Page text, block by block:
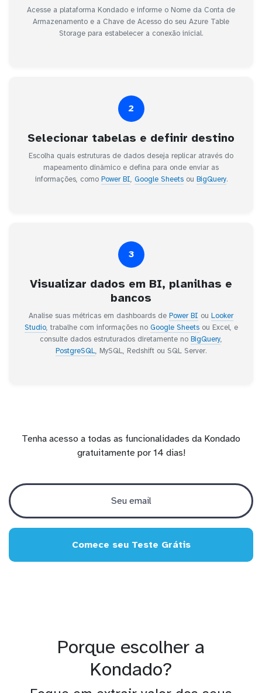
Acesse a plataforma Kondado e informe o Nome da Conta de
Armazenamento e a Chave de Acesso do seu Azure Table
Storage para estabelecer a conexão inicial.
2
Selecionar tabelas e definir destino
Escolha quais estruturas de dados deseja replicar através do
mapeamento dinâmico e defina para onde enviar as
informações, como Power BI, Google Sheetsou BigQuery.
3
Visualizar dados em BI, planilhas e
bancos
Analise suas métricas em dashboards de Power BI ou Looker
Studio, trabalhe com informações no Google Sheetsou Excel, e
consulte dados estruturados diretamente no BigQuery,
PostgreSQL, MySQL, Redshift ou SQL Server.
Tenha acesso a todas as funcionalidades da Kondado
gratuitamente por 14 dias!
Comece seu Teste Grátis
Porque escolher a
Kondado?